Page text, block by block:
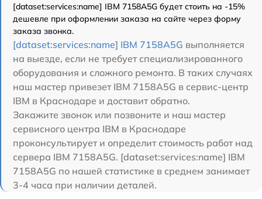
[dataset:services:name] IBM 7158A5G будет стоить на -15%
дешевле при оформлении заказа на сайте через форму
заказа звонка.
[dataset:services:name] IBM 7158A5G выполняется
на выезде, если не требует специализированного
оборудования и сложного ремонта. В таких случаях
наш мастер привезет IBM 7158A5G в сервис-центр
IBM в Краснодаре и доставит обратно.
Закажите звонок или позвоните и наш мастер
сервисного центра IBM в Краснодаре
проконсультирует и определит стоимость работ над
сервера IBM 7158A5G. [dataset:services:name] IBM
7158A5G по нашей статистике в среднем занимает
3-4 часа при наличии деталей.